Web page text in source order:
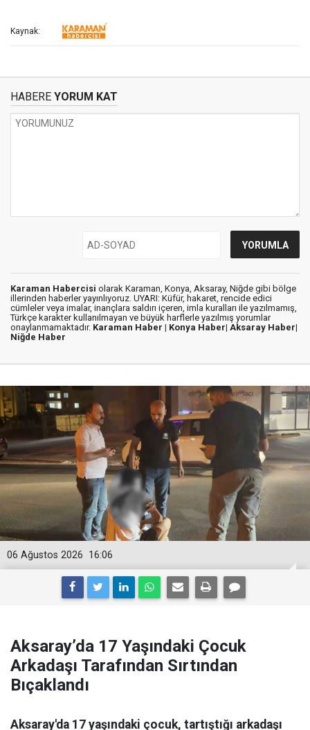
Kaynak:
HABERE YORUM KAT
Karaman Habercisi olarak Karaman, Konya, Aksaray, Niğde gibi bölge
illerinden haberler yayınlıyoruz. UYARI: Küfür, hakaret, rencide edici
cümleler veya imalar, inançlara saldırı içeren, imla kuralları ile yazılmamış,
Türkçe karakter kullanılmayan ve büyük harflerle yazılmış yorumlar
onaylanmamaktadır. Karaman Haber | Konya Haber| Aksaray Haber|
Niğde Haber
16:06
06 Ağustos 2026
Aksaray’da 17 Yaşındaki Çocuk
Arkadaşı Tarafından Sırtından
Bıçaklandı
Aksaray'da 17 yaşındaki çocuk, tartıştığı arkadaşı